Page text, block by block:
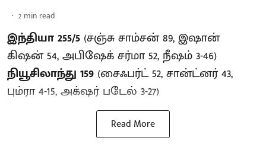
2 min read
இந்தியா 255/5 (சஞ்சு சாம்சன் 89, இஷான்
கிஷன் 54, அபிஷேக் சர்மா 52, நீஷம் 3-46)
நியூசிலாந்து 159 (சைஃபர்ட் 52, சான்ட்னர் 43,
பும்ரா 4-15, அக்‌ஷர் படேல் 3-27)
Read More